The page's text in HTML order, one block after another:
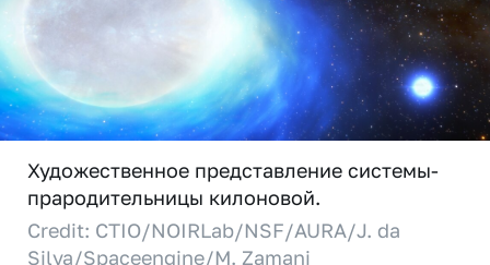
Художественное представление системы-
прародительницы килоновой.
Credit: CTIO/NOIRLab/NSF/AURA/J. da
Silva/Spaceengine/M. Zamani